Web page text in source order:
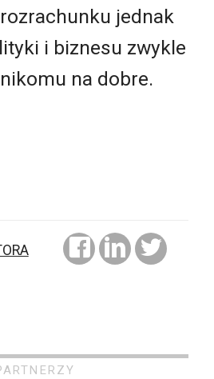
jednak
i biznesu zwykle
na dobre.